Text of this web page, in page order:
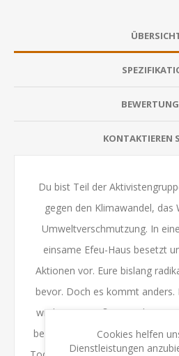
KONTAKTIEREN
Du bist Teil der
gegen den Klimawandel, das
Umweltverschmutzung. In
einsame Efeu-Haus besetzt
Aktionen vor. Eure bislang
bevor. Doch es kommt anders.
wird tot am Fuß einer Klippe
beseitigt werden? War sie zu
Cookies helfen
Dienstleistungen